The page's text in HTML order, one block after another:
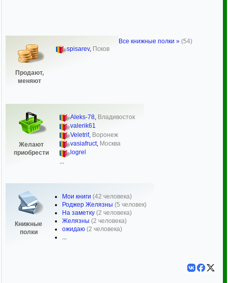
Продают,
меняют
spisarev, Псков
Желают
приобрести
Aleks-78, Владивосток
valerik61
Veletrif, Воронеж
vasiafruct, Москва
logrel
Книжные
полки
Мои книги (42 человека)
Роджер Желязны (5 человек)
На заметку (2 человека)
Желязны (2 человека)
ожидаю (2 человека)
...
Все книжные полки » (54)